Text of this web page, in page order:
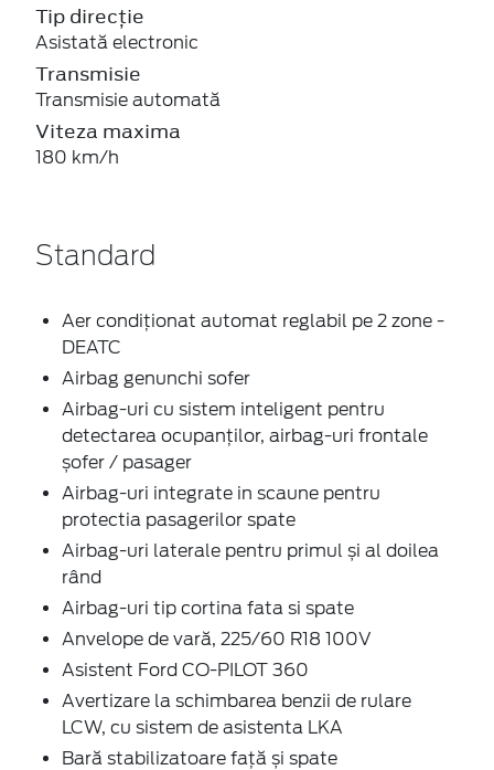
Tip direcție
Asistată electronic
Transmisie
Transmisie automată
Viteza maxima
180 km/h
Standard
Aer condiționat automat reglabil pe 2 zone -
DEATC
Airbag genunchi sofer
Airbag-uri cu sistem inteligent pentru
detectarea ocupanților, airbag-uri frontale
șofer / pasager
Airbag-uri integrate in scaune pentru
protectia pasagerilor spate
Airbag-uri laterale pentru primul și al doilea
rând
Airbag-uri tip cortina fata si spate
Anvelope de vară, 225/60 R18 100V
Asistent Ford CO-PILOT 360
Avertizare la schimbarea benzii de rulare
LCW, cu sistem de asistenta LKA
Bară stabilizatoare față și spate